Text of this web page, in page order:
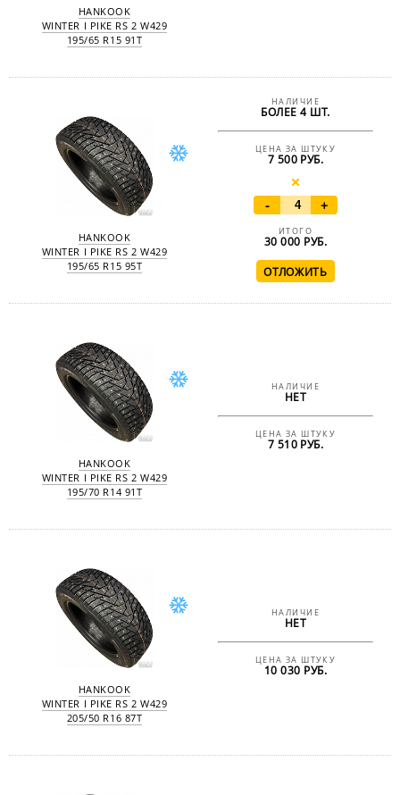
HANKOOK
WINTER I PIKE RS 2 W429
195/65 R15 91T
HANKOOK
WINTER I PIKE RS 2 W429
195/65 R15 95T
НАЛИЧИЕ
БОЛЕЕ 4 ШТ.
ЦЕНА ЗА ШТУКУ
7 500 РУБ.
- +
ИТОГО
30 000 РУБ.
HANKOOK
WINTER I PIKE RS 2 W429
195/70 R14 91T
НАЛИЧИЕ
НЕТ
ЦЕНА ЗА ШТУКУ
7 510 РУБ.
HANKOOK
WINTER I PIKE RS 2 W429
205/50 R16 87T
НАЛИЧИЕ
НЕТ
ЦЕНА ЗА ШТУКУ
10 030 РУБ.